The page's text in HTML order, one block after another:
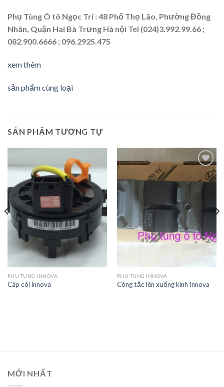
Phụ Tùng Ô tô Ngọc Trí : 48 Phố Thọ Lão, Phường Đồng
Nhân, Quận Hai Bà Trưng Hà nội Tel (024)3.992.99.66 ;
082.900.6666 ; 096.2925.475
xem thêm
sản phẩm cùng loại
SẢN PHẨM TƯƠNG TỰ
Add to
Wishlist
PHU TUNG INNOVA
Cáp còi innova
Add to
Wishlist
PHU TUNG INNOVA
Công tắc lên xuống kính Innova
MỚI NHẤT